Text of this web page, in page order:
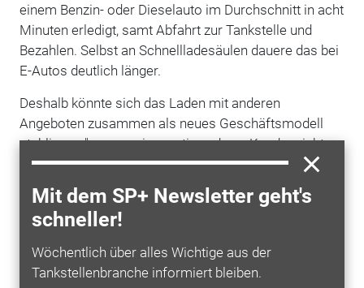
Mit dem SP+ Newsletter geht's
schneller!
Wöchentlich über alles Wichtige aus der
Tankstellenbranche informiert bleiben.
einem Benzin- oder Dieselauto im Durchschnitt in acht
Minuten erledigt, samt Abfahrt zur Tankstelle und
Bezahlen. Selbst an Schnellladesäulen dauere das bei
E-Autos deutlich länger.
Deshalb könnte sich das Laden mit anderen
Angeboten zusammen als neues Geschäftsmodell
etablieren, "wenn es innovativ und aus Kundensicht
gedacht wird", sagte Kuhnert. Das Aufladen am Zielort
werde künftig wie Parken wahrgenommen werden.
Das Tempo beim Ausbau öffentlicher Ladesäulen
Vorgaben der EU zu schaffen. Ein Knackpunkt sei,
dass das Laden an der Straße heute für die Betreiber